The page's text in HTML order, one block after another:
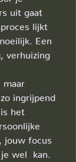
uit gaat
lijkt
Een
verhuizing
maar
ingrijpend
het
jouw focus
wel  kan.